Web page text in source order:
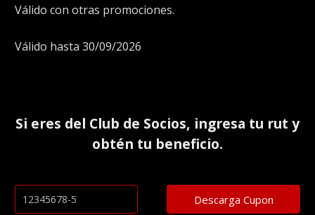
Válido con otras promociones.
Válido hasta 30/09/2026
Si eres del Club de Socios, ingresa tu rut y
obtén tu beneficio.